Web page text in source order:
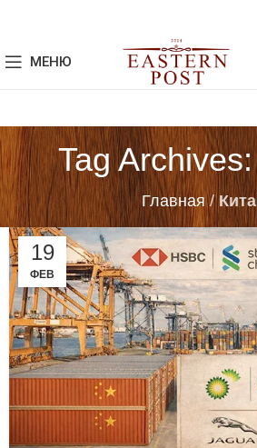
МЕНЮ
Tag
Главная/
19
ФЕВ